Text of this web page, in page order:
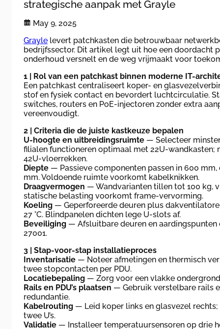
strategische aanpak met Grayle
May 9, 2025
Grayle levert patchkasten die betrouwbaar
bedrijfssector. Dit artikel legt uit hoe een
onderhoud versnelt en de weg vrijmaakt voor
1 | Rol van een patchkast binnen moderne IT-
Een patchkast centraliseert koper- en
stof en fysiek contact en bevordert luchtcirculatie.
switches, routers en PoE-injectoren zonder extra
vereenvoudigt.
2 | Criteria die de juiste kastkeuze bepalen
U-hoogte en uitbreidingsruimte — Selecteer
filialen functioneren optimaal met 22U-
42U-vloerrekken.
Diepte — Passieve componenten passen in 600
mm. Voldoende ruimte voorkomt kabelknikken.
Draagvermogen — Wandvarianten tillen tot 100 kg,
statische belasting voorkomt frame-vervorming.
Koeling — Geperforeerde deuren plus
27 °C. Blindpanelen dichten lege U-slots af.
Beveiliging — Afsluitbare deuren en
27001.
3 | Stap-voor-stap installatieproces
Inventarisatie — Noteer afmetingen en thermisch
twee stopcontacten per PDU.
Locatiebepaling — Zorg voor een vlakke
Rails en PDU’s plaatsen — Gebruik verstelbare rails
redundantie.
Kabelrouting — Leid koper links en glasvezel
twee U’s.
Validatie — Installeer temperatuursensoren op drie